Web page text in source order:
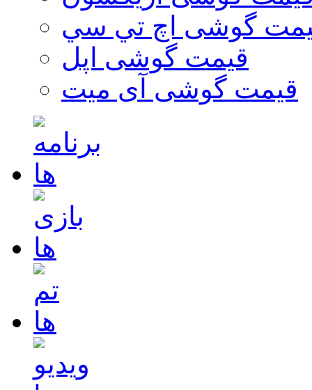
گوشی اچ تي سي
قیمت گوشی اپل
قیمت گوشی آی میت